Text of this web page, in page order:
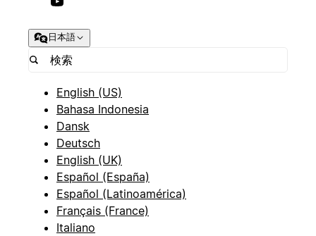
日本語
English (US)
Bahasa Indonesia
Dansk
Deutsch
English (UK)
Español (España)
Español (Latinoamérica)
Français (France)
Italiano